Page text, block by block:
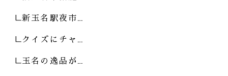
新玉名駅夜市…
クイズにチャ…
玉名の逸品が…